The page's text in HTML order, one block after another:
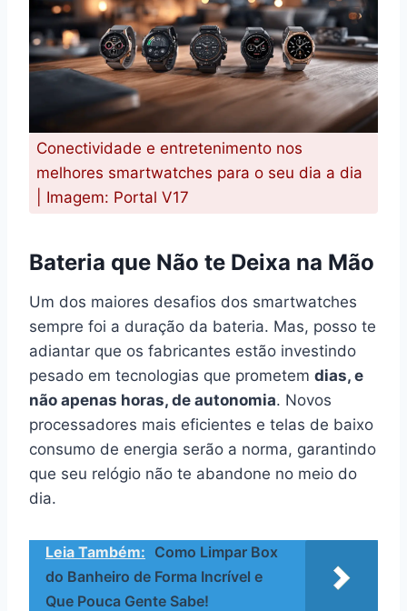
Conectividade e entretenimento nos
melhores smartwatches para o seu dia a dia
| Imagem: Portal V17
Bateria que Não te Deixa na Mão
Um dos maiores desafios dos smartwatches
sempre foi a duração da bateria. Mas, posso te
adiantar que os fabricantes estão investindo
pesado em tecnologias que prometem dias, e
não apenas horas, de autonomia. Novos
processadores mais eficientes e telas de baixo
consumo de energia serão a norma, garantindo
que seu relógio não te abandone no meio do
dia.
Leia Também: Como Limpar Box
do Banheiro de Forma Incrível e
Que Pouca Gente Sabe!